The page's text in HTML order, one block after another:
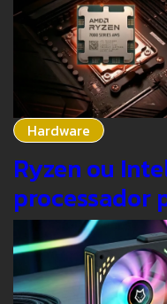
Hardware
Ryzen ou
processador